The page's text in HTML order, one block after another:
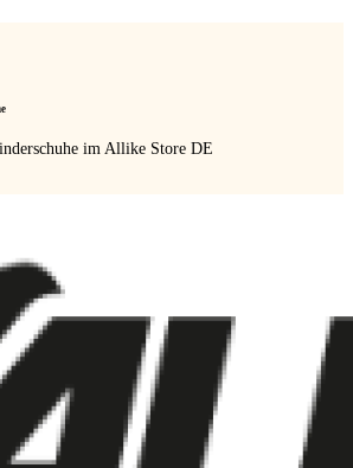
im Allike Store DE